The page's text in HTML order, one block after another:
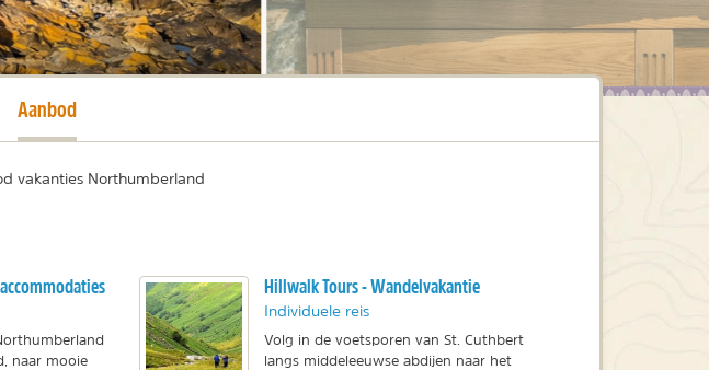
Huidige pagina
Aanbod
vakanties Northumberland
naar mooie
Hillwalk Tours - Wandelvakantie
Individuele reis
Volg in de voetsporen van St. Cuthbert
langs middeleeuwse abdijen naar het